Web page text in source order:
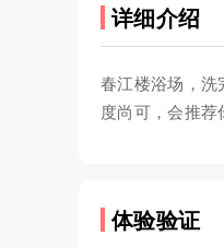
详细介绍
春江楼浴场，洗
度尚可，会推荐
体验验证